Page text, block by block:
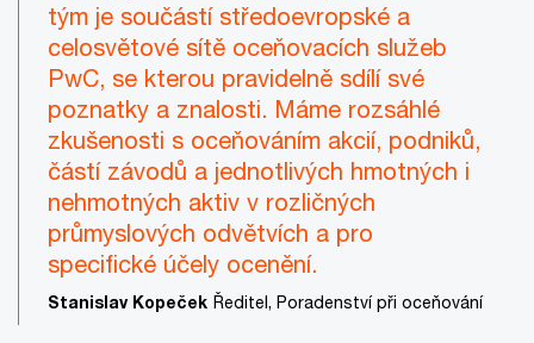
tým je součástí středoevropské a
celosvětové sítě oceňovacích služeb
PwC, se kterou pravidelně sdílí své
poznatky a znalosti. Máme rozsáhlé
zkušenosti s oceňováním akcií, podniků,
částí závodů a jednotlivých hmotných i
nehmotných aktiv v rozličných
průmyslových odvětvích a pro
specifické účely ocenění.
Stanislav Kopeček Ředitel, Poradenství při oceňování